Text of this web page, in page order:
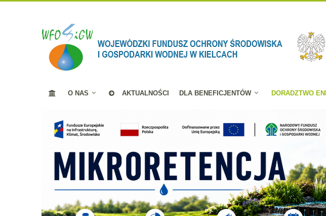
O NAS AKTUALNOŚCI DLA BENEFICJENTÓW DORADZTWO